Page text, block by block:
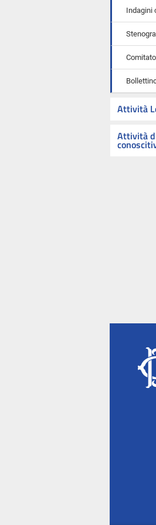
Indagini
Attività
Attività